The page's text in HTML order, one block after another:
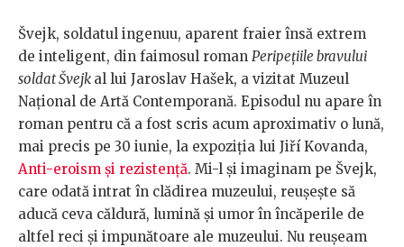
Švejk, soldatul ingenuu, aparent fraier însă extrem
de inteligent, din faimosul roman Peripețiile bravului
soldat Švejk al lui Jaroslav Hašek, a vizitat Muzeul
Național de Artă Contemporană. Episodul nu apare în
roman pentru că a fost scris acum aproximativ o lună,
mai precis pe 30 iunie, la expoziția lui Jiří Kovanda,
Anti-eroism și rezistență. Mi-l și imaginam pe Švejk,
care odată intrat în clădirea muzeului, reușește să
aducă ceva căldură, lumină și umor în încăperile de
altfel reci și impunătoare ale muzeului. Nu reușeam